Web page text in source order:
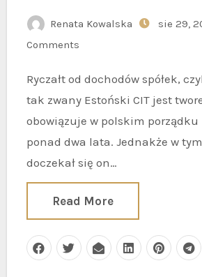
Renata Kowalska sie 29,
Comments
Ryczałt od dochodów spółek, czyli potocznie
tak zwany Estoński CIT jest
obowiązuje w polskim
ponad dwa lata. Jednakże w
doczekał się on…
Read More